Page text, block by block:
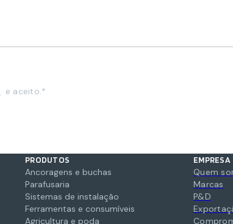
e aceito.*
PRODUTOS
Ancoragens e buchas
Parafusaria
Sistemas de instalação
Ferramentas e consumíveis
Agricultura e poda
EMPRESA
Quem
Marcas
P&D